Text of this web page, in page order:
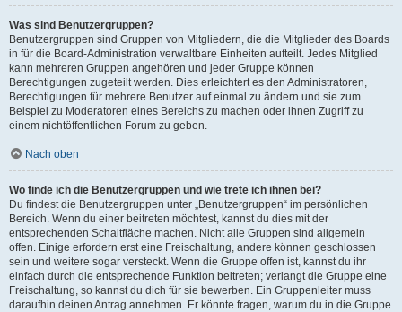
Was sind Benutzergruppen?
Benutzergruppen sind Gruppen von Mitgliedern, die die Mitglieder des Boards
in für die Board-Administration verwaltbare Einheiten aufteilt. Jedes Mitglied
kann mehreren Gruppen angehören und jeder Gruppe können
Berechtigungen zugeteilt werden. Dies erleichtert es den Administratoren,
Berechtigungen für mehrere Benutzer auf einmal zu ändern und sie zum
Beispiel zu Moderatoren eines Bereichs zu machen oder ihnen Zugriff zu
einem nichtöffentlichen Forum zu geben.
Nach oben
Wo finde ich die Benutzergruppen und wie trete ich ihnen bei?
Du findest die Benutzergruppen unter „Benutzergruppen“ im persönlichen
Bereich. Wenn du einer beitreten möchtest, kannst du dies mit der
entsprechenden Schaltfläche machen. Nicht alle Gruppen sind allgemein
offen. Einige erfordern erst eine Freischaltung, andere können geschlossen
sein und weitere sogar versteckt. Wenn die Gruppe offen ist, kannst du ihr
einfach durch die entsprechende Funktion beitreten; verlangt die Gruppe eine
Freischaltung, so kannst du dich für sie bewerben. Ein Gruppenleiter muss
daraufhin deinen Antrag annehmen. Er könnte fragen, warum du in die Gruppe